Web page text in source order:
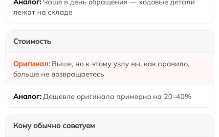
лежат на складе
Стоимость
Выше, но к этому узлу вы, как правило,
больше не возвращаетесь
Дешевле оригинала примерно на 20–40%
Кому обычно советуем